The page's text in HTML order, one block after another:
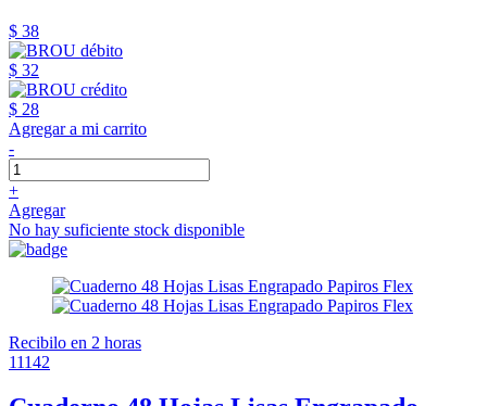
$ 38
$ 32
$ 28
Agregar a mi carrito
-
+
Agregar
No hay suficiente stock disponible
Recibilo en 2 horas
11142